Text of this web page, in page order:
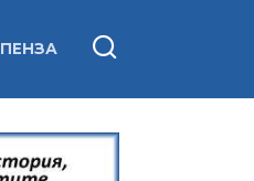
ПЕНЗА